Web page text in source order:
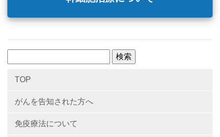
索:
TOP
がんを告知された方へ
免疫療法について